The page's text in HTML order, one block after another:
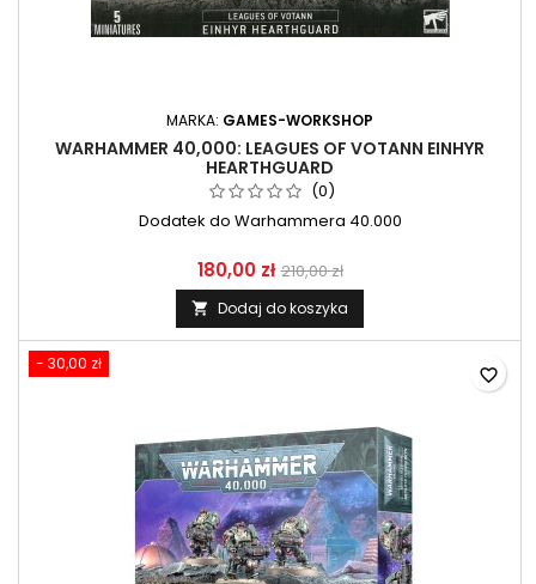
MARKA: GAMES-WORKSHOP
WARHAMMER 40,000: LEAGUES OF VOTANN EINHYR
HEARTHGUARD
(0)
Dodatek do Warhammera 40.000
180,00 zł 210,00 zł
 Dodaj do koszyka
- 30,00 zł
favorite_border